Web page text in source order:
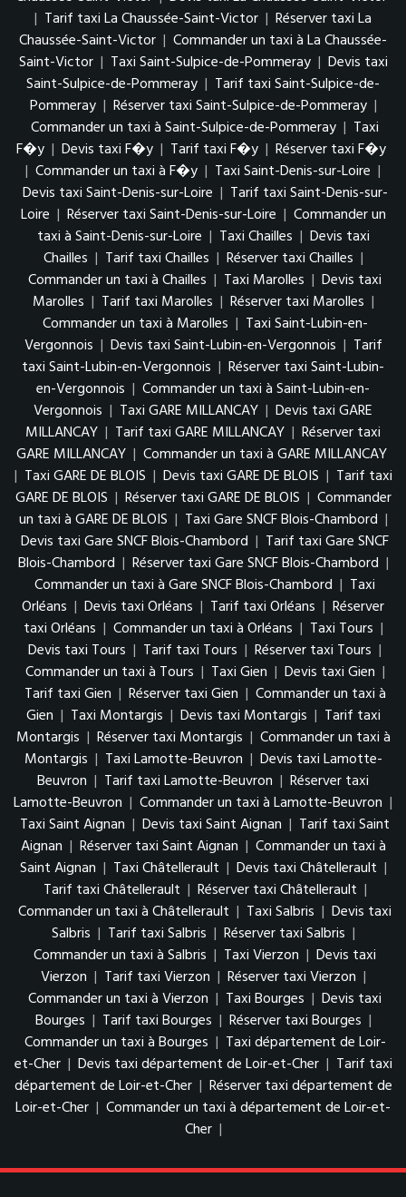
| Tarif taxi La Chaussée-Saint-Victor | Réserver taxi La
Chaussée-Saint-Victor | Commander un taxi à La Chaussée-
Saint-Victor | Taxi Saint-Sulpice-de-Pommeray | Devis taxi
Saint-Sulpice-de-Pommeray | Tarif taxi Saint-Sulpice-de-
Pommeray | Réserver taxi Saint-Sulpice-de-Pommeray |
Commander un taxi à Saint-Sulpice-de-Pommeray | Taxi
F�y | Devis taxi F�y | Tarif taxi F�y | Réserver taxi F�y
| Commander un taxi à F�y | Taxi Saint-Denis-sur-Loire |
Devis taxi Saint-Denis-sur-Loire | Tarif taxi Saint-Denis-sur-
Loire | Réserver taxi Saint-Denis-sur-Loire | Commander un
taxi à Saint-Denis-sur-Loire | Taxi Chailles | Devis taxi
Chailles | Tarif taxi Chailles | Réserver taxi Chailles |
Commander un taxi à Chailles | Taxi Marolles | Devis taxi
Marolles | Tarif taxi Marolles | Réserver taxi Marolles |
Commander un taxi à Marolles | Taxi Saint-Lubin-en-
Vergonnois | Devis taxi Saint-Lubin-en-Vergonnois | Tarif
taxi Saint-Lubin-en-Vergonnois | Réserver taxi Saint-Lubin-
en-Vergonnois | Commander un taxi à Saint-Lubin-en-
Vergonnois | Taxi GARE MILLANCAY | Devis taxi GARE
MILLANCAY | Tarif taxi GARE MILLANCAY | Réserver taxi
GARE MILLANCAY | Commander un taxi à GARE MILLANCAY
| Taxi GARE DE BLOIS | Devis taxi GARE DE BLOIS | Tarif taxi
GARE DE BLOIS | Réserver taxi GARE DE BLOIS | Commander
un taxi à GARE DE BLOIS | Taxi Gare SNCF Blois-Chambord |
Devis taxi Gare SNCF Blois-Chambord | Tarif taxi Gare SNCF
Blois-Chambord | Réserver taxi Gare SNCF Blois-Chambord |
Commander un taxi à Gare SNCF Blois-Chambord | Taxi
Orléans | Devis taxi Orléans | Tarif taxi Orléans | Réserver
taxi Orléans | Commander un taxi à Orléans | Taxi Tours |
Devis taxi Tours | Tarif taxi Tours | Réserver taxi Tours |
Commander un taxi à Tours | Taxi Gien | Devis taxi Gien |
Tarif taxi Gien | Réserver taxi Gien | Commander un taxi à
Gien | Taxi Montargis | Devis taxi Montargis | Tarif taxi
Montargis | Réserver taxi Montargis | Commander un taxi à
Montargis | Taxi Lamotte-Beuvron | Devis taxi Lamotte-
Beuvron | Tarif taxi Lamotte-Beuvron | Réserver taxi
Lamotte-Beuvron | Commander un taxi à Lamotte-Beuvron |
Taxi Saint Aignan | Devis taxi Saint Aignan | Tarif taxi Saint
Aignan | Réserver taxi Saint Aignan | Commander un taxi à
Saint Aignan | Taxi Châtellerault | Devis taxi Châtellerault |
Tarif taxi Châtellerault | Réserver taxi Châtellerault |
Commander un taxi à Châtellerault | Taxi Salbris | Devis taxi
Salbris | Tarif taxi Salbris | Réserver taxi Salbris |
Commander un taxi à Salbris | Taxi Vierzon | Devis taxi
Vierzon | Tarif taxi Vierzon | Réserver taxi Vierzon |
Commander un taxi à Vierzon | Taxi Bourges | Devis taxi
Bourges | Tarif taxi Bourges | Réserver taxi Bourges |
Commander un taxi à Bourges | Taxi département de Loir-
et-Cher | Devis taxi département de Loir-et-Cher | Tarif taxi
département de Loir-et-Cher | Réserver taxi département de
Loir-et-Cher | Commander un taxi à département de Loir-et-
Cher |